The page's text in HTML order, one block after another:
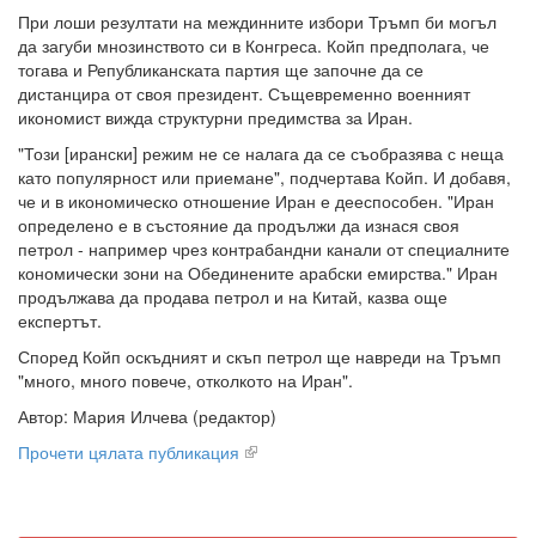
При лоши резултати на междинните избори Тръмп би могъл
да загуби мнозинството си в Конгреса. Койп предполага, че
тогава и Републиканската партия ще започне да се
дистанцира от своя президент. Същевременно военният
икономист вижда структурни предимства за Иран.
"Този [ирански] режим не се налага да се съобразява с неща
като популярност или приемане", подчертава Койп. И добавя,
че и в икономическо отношение Иран е дееспособен. "Иран
определено е в състояние да продължи да изнася своя
петрол - например чрез контрабандни канали от специалните
кономически зони на Обединените арабски емирства." Иран
продължава да продава петрол и на Китай, казва още
експертът.
Според Койп оскъдният и скъп петрол ще навреди на Тръмп
"много, много повече, отколкото на Иран".
Автор: Мария Илчева (редактор)
Прочети цялата публикация